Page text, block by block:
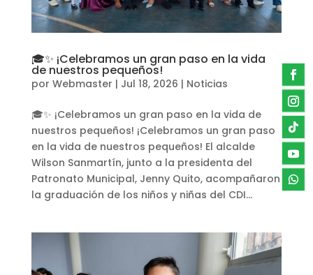
🎓✨ ¡Celebramos un gran paso en la vida
de nuestros pequeños!
por Webmaster | Jul 18, 2026 | Noticias
🎓✨ ¡Celebramos un gran paso en la vida de
nuestros pequeños! ¡Celebramos un gran paso
en la vida de nuestros pequeños! El alcalde
Wilson Sanmartín, junto a la presidenta del
Patronato Municipal, Jenny Quito, acompañaron
la graduación de los niños y niñas del CDI...